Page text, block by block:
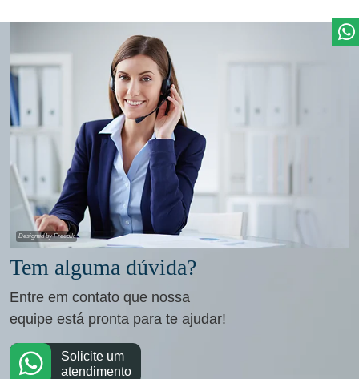
Tem alguma dúvida?
Entre em contato que nossa
equipe está pronta para te ajudar!
Solicite um
atendimento